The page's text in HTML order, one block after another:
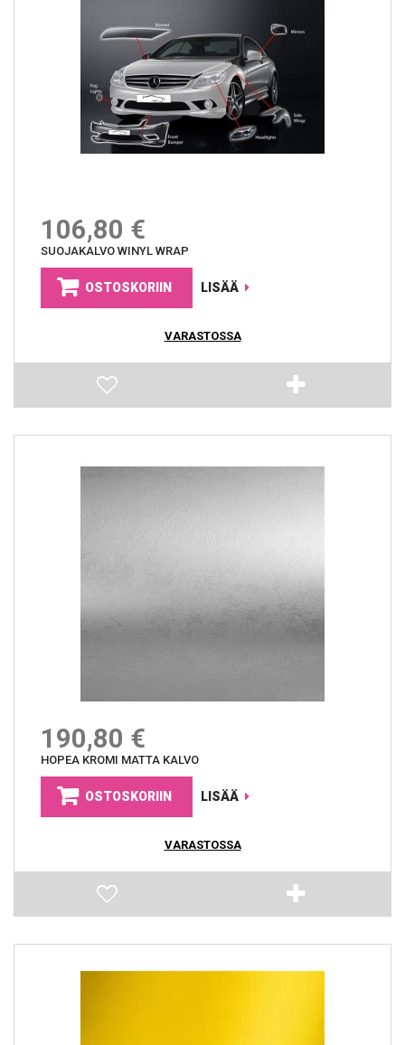
106,80 €
SUOJAKALVO WINYL WRAP
OSTOSKORIIN LISÄÄ
VARASTOSSA
190,80 €
HOPEA KROMI MATTA KALVO
OSTOSKORIIN LISÄÄ
VARASTOSSA